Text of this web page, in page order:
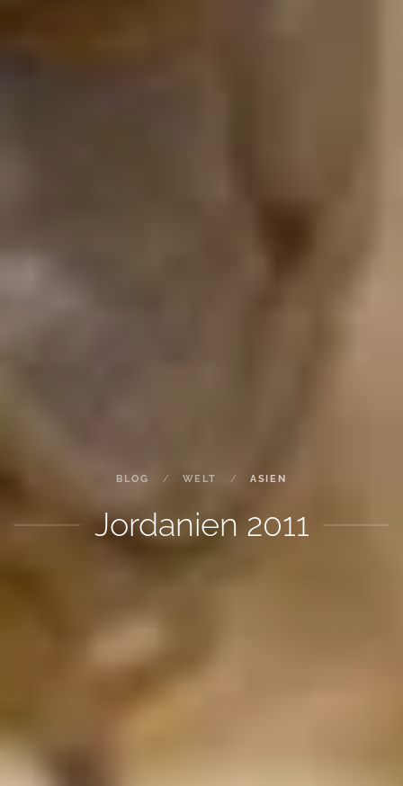
BLOG WELT ASIEN
Jordanien 2011